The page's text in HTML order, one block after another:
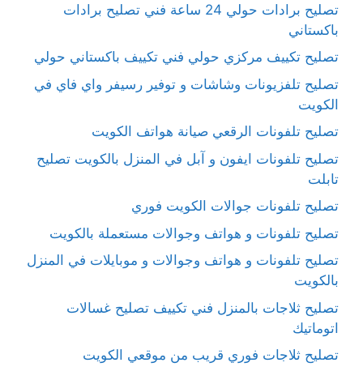
تصليح برادات حولي 24 ساعة فني تصليح برادات
باكستاني
تصليح تكييف مركزي حولي فني تكييف باكستاني حولي
تصليح تلفزيونات وشاشات و توفير رسيفر واي فاي في
الكويت
تصليح تلفونات الرقعي صيانة هواتف الكويت
تصليح تلفونات ايفون و آبل في المنزل بالكويت تصليح
تابلت
تصليح تلفونات جوالات الكويت فوري
تصليح تلفونات و هواتف وجوالات مستعملة بالكويت
تصليح تلفونات و هواتف وجوالات و موبايلات في المنزل
بالكويت
تصليح ثلاجات بالمنزل فني تكييف تصليح غسالات
اتوماتيك
تصليح ثلاجات فوري قريب من موقعي الكويت